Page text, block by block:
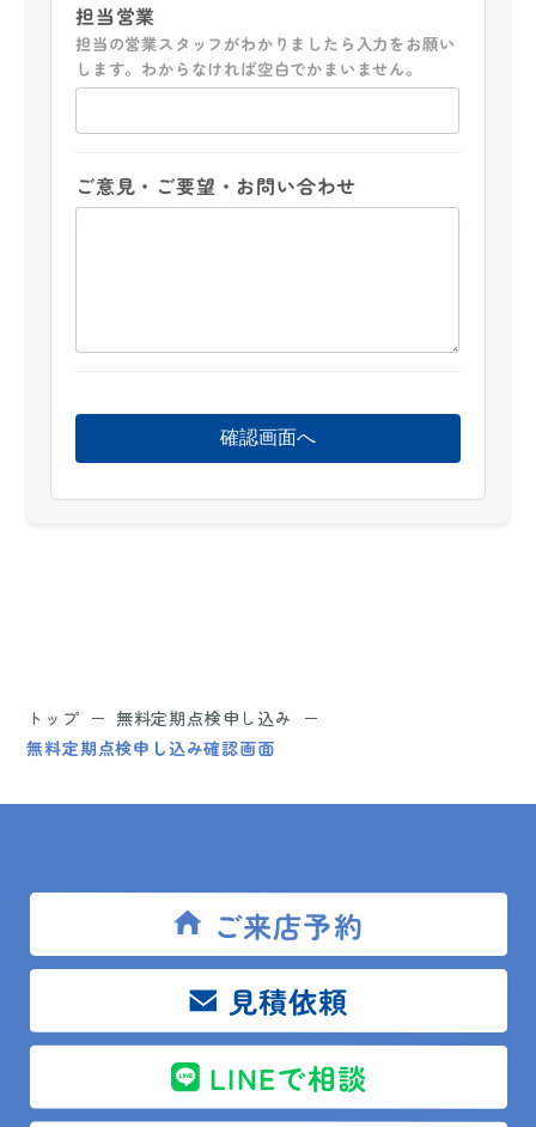
ご来店予約
見積依頼
LINEで相談
担当営業
担当の営業スタッフがわかりましたら入力をお願い
します。わからなければ空白でかまいません。
ご意見・ご要望・お問い合わせ
トップ
無料定期点検申し込み
無料定期点検申し込み確認画面
SITEMAP
トップ
リフォームメニュー
リフォーム相談舘について